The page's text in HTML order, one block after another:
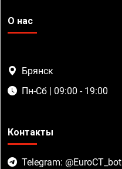
О нас
Брянск
Пн-Сб | 09:00 - 19:00
Контакты
Telegram: @EuroCT_bot